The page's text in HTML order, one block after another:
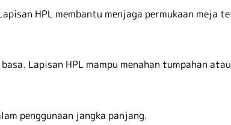
HPL membantu menjaga permukaan meja
Lapisan HPL mampu menahan tumpahan
penggunaan jangka panjang.